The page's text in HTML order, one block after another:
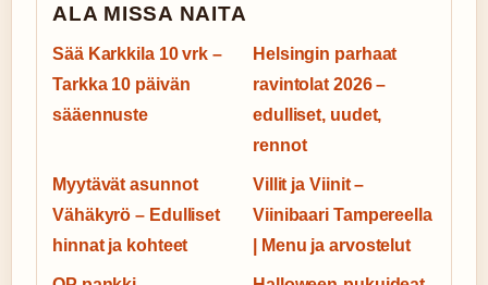
ALA MISSA NAITA
Sää Karkkila 10 vrk –
Tarkka 10 päivän
sääennuste
Helsingin parhaat
ravintolat 2026 –
edulliset, uudet,
rennot
Myytävät asunnot
Vähäkyrö – Edulliset
hinnat ja kohteet
Villit ja Viinit –
Viinibaari Tampereella
| Menu ja arvostelut